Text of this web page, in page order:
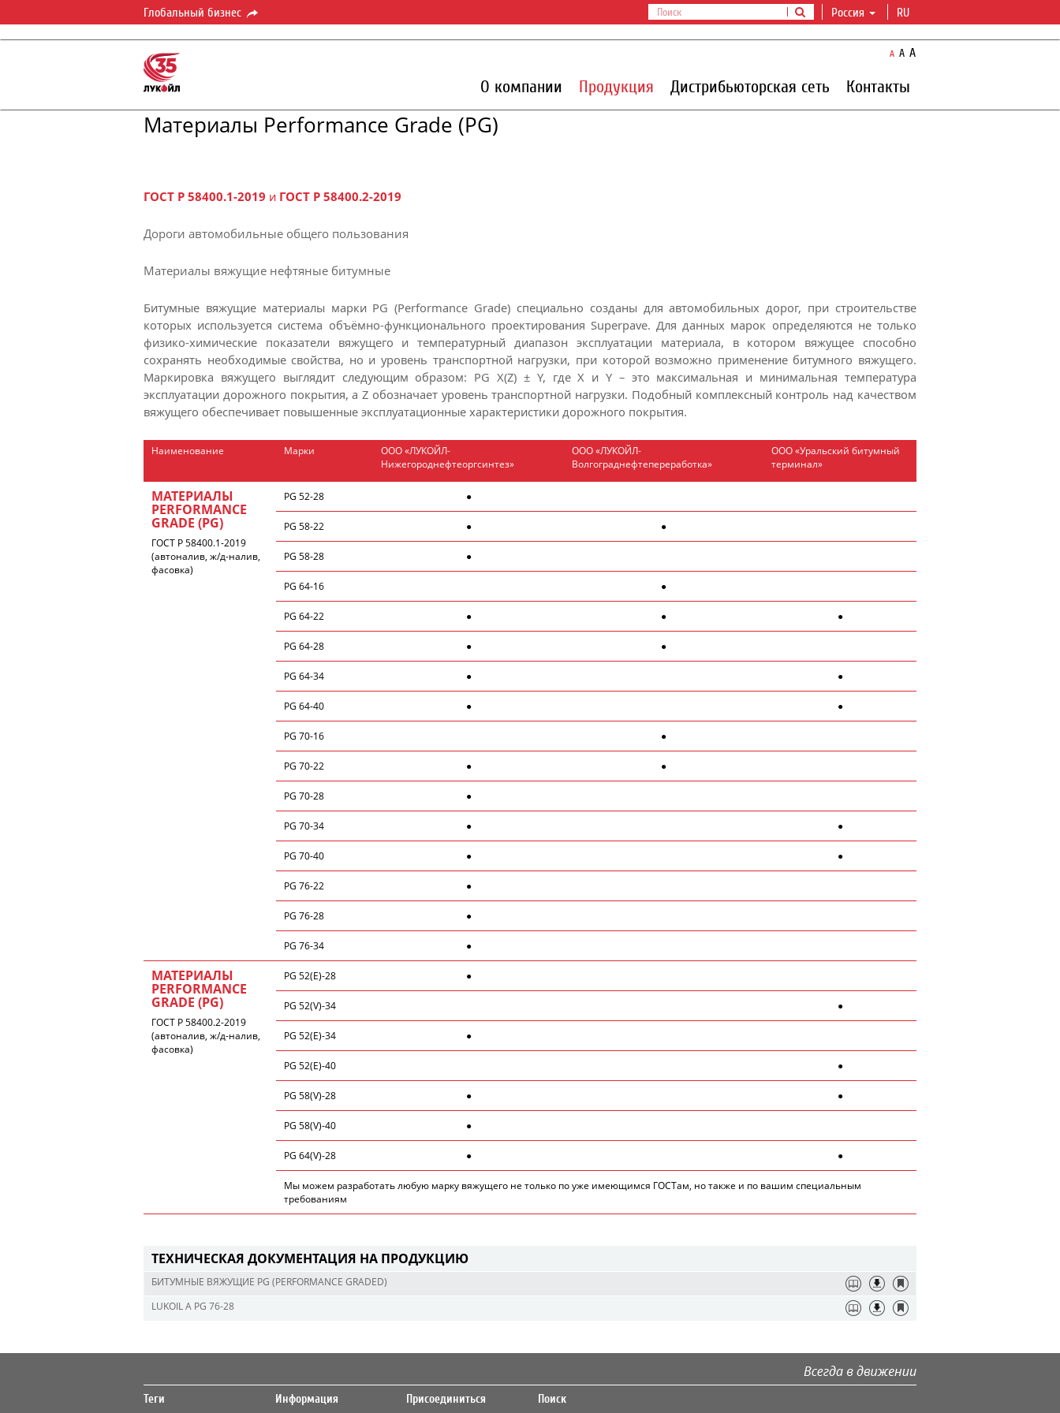
Глобальный бизнес Россия RU
A A A
О компании Продукция Дистрибьюторская сеть Контакты
Материалы Performance Grade (PG)
ГОСТ Р 58400.1-2019 и ГОСТ Р 58400.2-2019
Дороги автомобильные общего пользования
Материалы вяжущие нефтяные битумные
Битумные вяжущие материалы марки PG (Performance Grade) специально созданы для автомобильных дорог, при строительстве
которых используется система объёмно-функционального проектирования Superpave.Для данных марок определяются не только
физико-химические показатели вяжущего и температурный диапазон эксплуатации материала, в котором вяжущее способно
сохранять необходимые свойства, но и уровень транспортной нагрузки, при которой возможно применение битумного вяжущего.
Маркировка вяжущего выглядит следующим образом: PG X(Z) ± Y, где X и Y – это максимальная и минимальная температура
эксплуатации дорожного покрытия, а Z обозначает уровень транспортной нагрузки. Подобный комплексный контроль над качеством
вяжущего обеспечивает повышенные эксплуатационные характеристики дорожного покрытия.
Наименование Марки
ООО «ЛУКОЙЛ-
Нижегороднефтеоргсинтез»
ООО «ЛУКОЙЛ-
Волгограднефтепереработка»
ООО «Уральский битумный
терминал»
МАТЕРИАЛЫ
PERFORMANCE
GRADE (PG)
ГОСТ Р 58400.1-2019
(автоналив, ж/д-налив,
фасовка)
PG 52-28 ●
PG 58-22 ● ●
PG 58-28 ●
PG 64-16 ●
PG 64-22 ● ● ●
PG 64-28 ● ●
PG 64-34 ● ●
PG 64-40 ● ●
PG 70-16 ●
PG 70-22 ● ●
PG 70-28 ●
PG 70-34 ● ●
PG 70-40 ● ●
PG 76-22 ●
PG 76-28 ●
PG 76-34 ●
МАТЕРИАЛЫ
PERFORMANCE
GRADE (PG)
ГОСТ Р 58400.2-2019
(автоналив, ж/д-налив,
фасовка)
PG 52(E)-28 ●
PG 52(V)-34 ●
PG 52(E)-34 ●
PG 52(E)-40 ●
PG 58(V)-28 ● ●
PG 58(V)-40 ●
PG 64(V)-28 ● ●
Мы можем разработать любую марку вяжущего не только по уже имеющимся ГОСТам, но также и по вашим специальным
требованиям
ТЕХНИЧЕСКАЯ ДОКУМЕНТАЦИЯ НА ПРОДУКЦИЮ
БИТУМНЫЕ ВЯЖУЩИЕ PG (PERFORMANCE GRADED)
LUKOIL A PG 76-28
Теги Информация Присоединиться Поиск